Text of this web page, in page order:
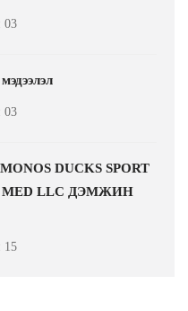
03
03
DUCKS SPORT
MED LLC ДЭМЖИН
15